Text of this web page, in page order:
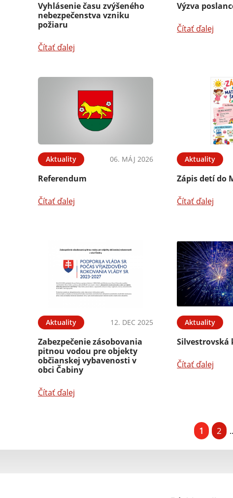
Vyhlásenie času zvýšeného
nebezpečenstva vzniku
požiaru
Čítať ďalej
Výzva
Čítať ďalej
Aktuality 06. MÁJ 2026
Referendum
Čítať ďalej
Aktuality
Zápis detí do
Čítať ďalej
Aktuality 12. DEC 2025
Zabezpečenie zásobovania
pitnou vodou pre objekty
občianskej vybavenosti v
obci Čabiny
Čítať ďalej
Aktuality
Silvestrovská
Čítať ďalej
1 2